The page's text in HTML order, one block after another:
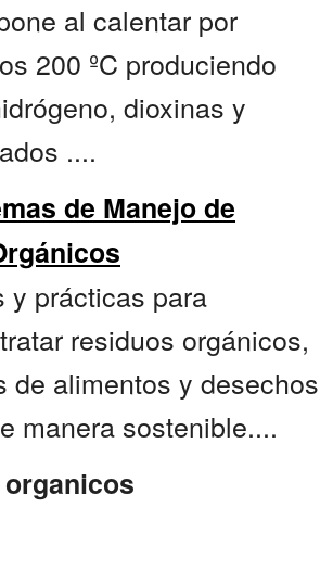
al calentar por
200 ºC produciendo
dioxinas y
....
de Manejo de
y prácticas para
residuos orgánicos,
de alimentos y desechos
manera sostenible....